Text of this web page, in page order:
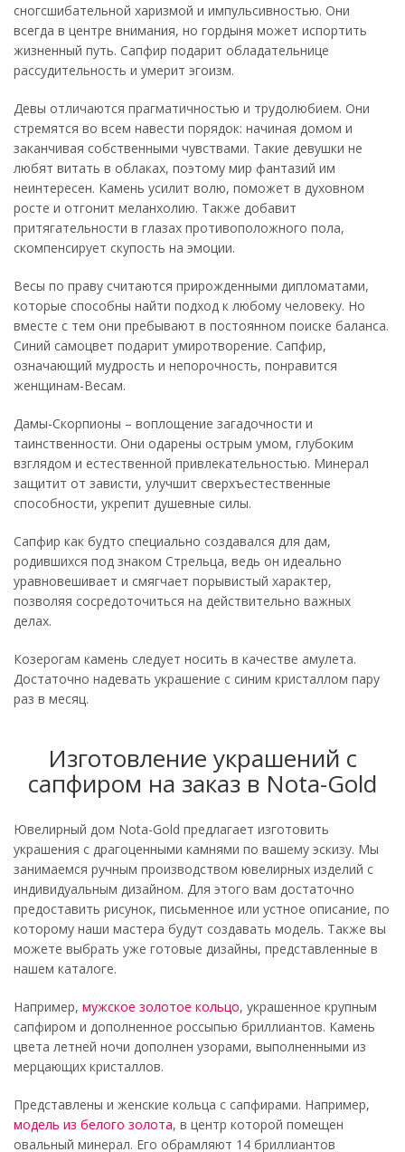
сногсшибательной харизмой и импульсивностью. Они
всегда в центре внимания, но гордыня может испортить
жизненный путь. Сапфир подарит обладательнице
рассудительность и умерит эгоизм.
Девы отличаются прагматичностью и трудолюбием. Они
стремятся во всем навести порядок: начиная домом и
заканчивая собственными чувствами. Такие девушки не
любят витать в облаках, поэтому мир фантазий им
неинтересен. Камень усилит волю, поможет в духовном
росте и отгонит меланхолию. Также добавит
притягательности в глазах противоположного пола,
скомпенсирует скупость на эмоции.
Весы по праву считаются прирожденными дипломатами,
которые способны найти подход к любому человеку. Но
вместе с тем они пребывают в постоянном поиске баланса.
Синий самоцвет подарит умиротворение. Сапфир,
означающий мудрость и непорочность, понравится
женщинам-Весам.
Дамы-Скорпионы – воплощение загадочности и
таинственности. Они одарены острым умом, глубоким
взглядом и естественной привлекательностью. Минерал
защитит от зависти, улучшит сверхъестественные
способности, укрепит душевные силы.
Сапфир как будто специально создавался для дам,
родившихся под знаком Стрельца, ведь он идеально
уравновешивает и смягчает порывистый характер,
позволяя сосредоточиться на действительно важных
делах.
Козерогам камень следует носить в качестве амулета.
Достаточно надевать украшение с синим кристаллом пару
раз в месяц.
Изготовление украшений с
сапфиром на заказ в Nota-Gold
Ювелирный дом Nota-Gold предлагает изготовить
украшения с драгоценными камнями по вашему эскизу. Мы
занимаемся ручным производством ювелирных изделий с
индивидуальным дизайном. Для этого вам достаточно
предоставить рисунок, письменное или устное описание, по
которому наши мастера будут создавать модель. Также вы
можете выбрать уже готовые дизайны, представленные в
нашем каталоге.
Например, мужское золотое кольцо, украшенное крупным
сапфиром и дополненное россыпью бриллиантов. Камень
цвета летней ночи дополнен узорами, выполненными из
мерцающих кристаллов.
Представлены и женские кольца с сапфирами. Например,
модель из белого золота, в центр которой помещен
овальный минерал. Его обрамляют 14 бриллиантов